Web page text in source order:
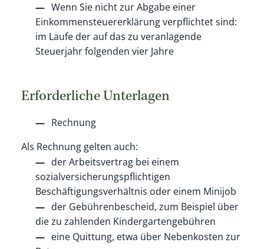
Wenn Sie nicht zur Abgabe einer
Einkommensteuererklärung verpflichtet sind:
im Laufe der auf das zu veranlagende
Steuerjahr folgenden vier Jahre
Erforderliche Unterlagen
Rechnung
Als Rechnung gelten auch:
der Arbeitsvertrag bei einem
sozialversicherungspflichtigen
Beschäftigungsverhältnis oder einem Minijob
der Gebührenbescheid, zum Beispiel über
die zu zahlenden Kindergartengebühren
eine Quittung, etwa über Nebenkosten zur